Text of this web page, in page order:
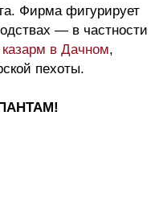
Фирма фигурирует
— в частности
казарм в Дачном,
пехоты.